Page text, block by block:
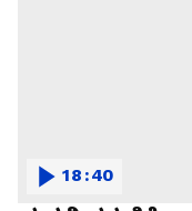
18:40